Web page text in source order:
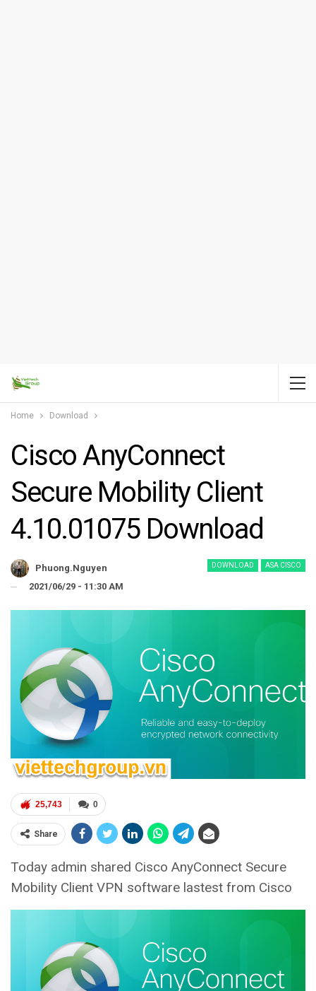
Home Download
Cisco AnyConnect
Secure Mobility Client
4.10.01075 Download
DOWNLOAD ASA CISCO
Phuong.nguyen
2021/06/29 - 11:30 AM
0
25,743
Share
Today admin shared Cisco AnyConnect Secure
Mobility Client VPN software lastest from Cisco